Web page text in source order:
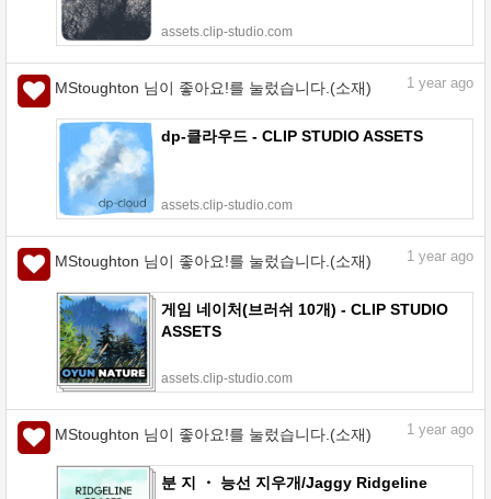
assets.clip-studio.com
MStoughton 님이 좋아요!를 눌렀습니다.(소재) 1 year ago
dp-클라우드 - CLIP STUDIO ASSETS
assets.clip-studio.com
MStoughton 님이 좋아요!를 눌렀습니다.(소재) 1 year ago
게임 네이처(브러쉬 10개) - CLIP STUDIO
ASSETS
assets.clip-studio.com
MStoughton 님이 좋아요!를 눌렀습니다.(소재) 1 year ago
분 지 ・ 능선 지우개/Jaggy Ridgeline